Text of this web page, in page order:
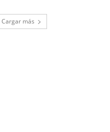
Cargar más